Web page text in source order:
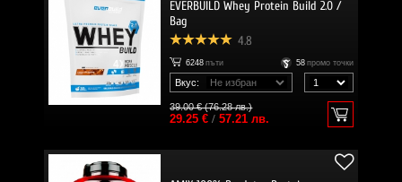
EVERBUILD Whey Protein Build 2.0 /
Bag
4.8
6248 пъти 58 промо точки
Вкус:
39.00 € (76.28 лв.)
29.25 €/ 57.21 лв.